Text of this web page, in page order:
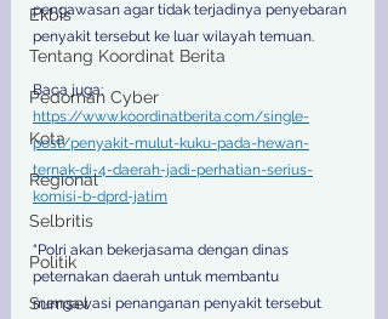
Ekbis
Tentang Koordinat Berita
Pedoman Cyber
Kota
Regional
Selbritis
Politik
Sumsel
pengawasan agar tidak terjadinya penyebaran
penyakit tersebut ke luar wilayah temuan.
Baca juga:
https://www.koordinatberita.com/single-
post/penyakit-mulut-kuku-pada-hewan-
ternak-di-4-daerah-jadi-perhatian-serius-
komisi-b-dprd-jatim
“Polri akan bekerjasama dengan dinas
peternakan daerah untuk membantu
mengawasi penanganan penyakit tersebut